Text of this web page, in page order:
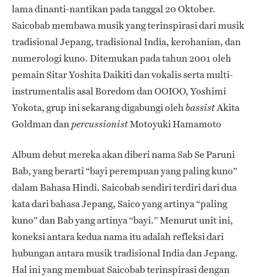
lama dinanti-nantikan pada tanggal 20 Oktober.
Saicobab membawa musik yang terinspirasi dari musik
tradisional Jepang, tradisional India, kerohanian, dan
numerologi kuno. Ditemukan pada tahun 2001 oleh
pemain Sitar Yoshita Daikiti dan vokalis serta multi-
instrumentalis asal Boredom dan OOIOO, Yoshimi
Yokota, grup ini sekarang digabungi olehbassistAkita
Goldman danpercussionistMotoyuki Hamamoto
Album debut mereka akan diberi nama Sab Se Paruni
Bab, yang berarti “bayi perempuan yang paling kuno”
dalam Bahasa Hindi. Saicobab sendiri terdiri dari dua
kata dari bahasa Jepang, Saico yang artinya “paling
kuno” dan Bab yang artinya “bayi.” Menurut unit ini,
koneksi antara kedua nama itu adalah refleksi dari
hubungan antara musik tradisional India dan Jepang.
Hal ini yang membuat Saicobab terinspirasi dengan